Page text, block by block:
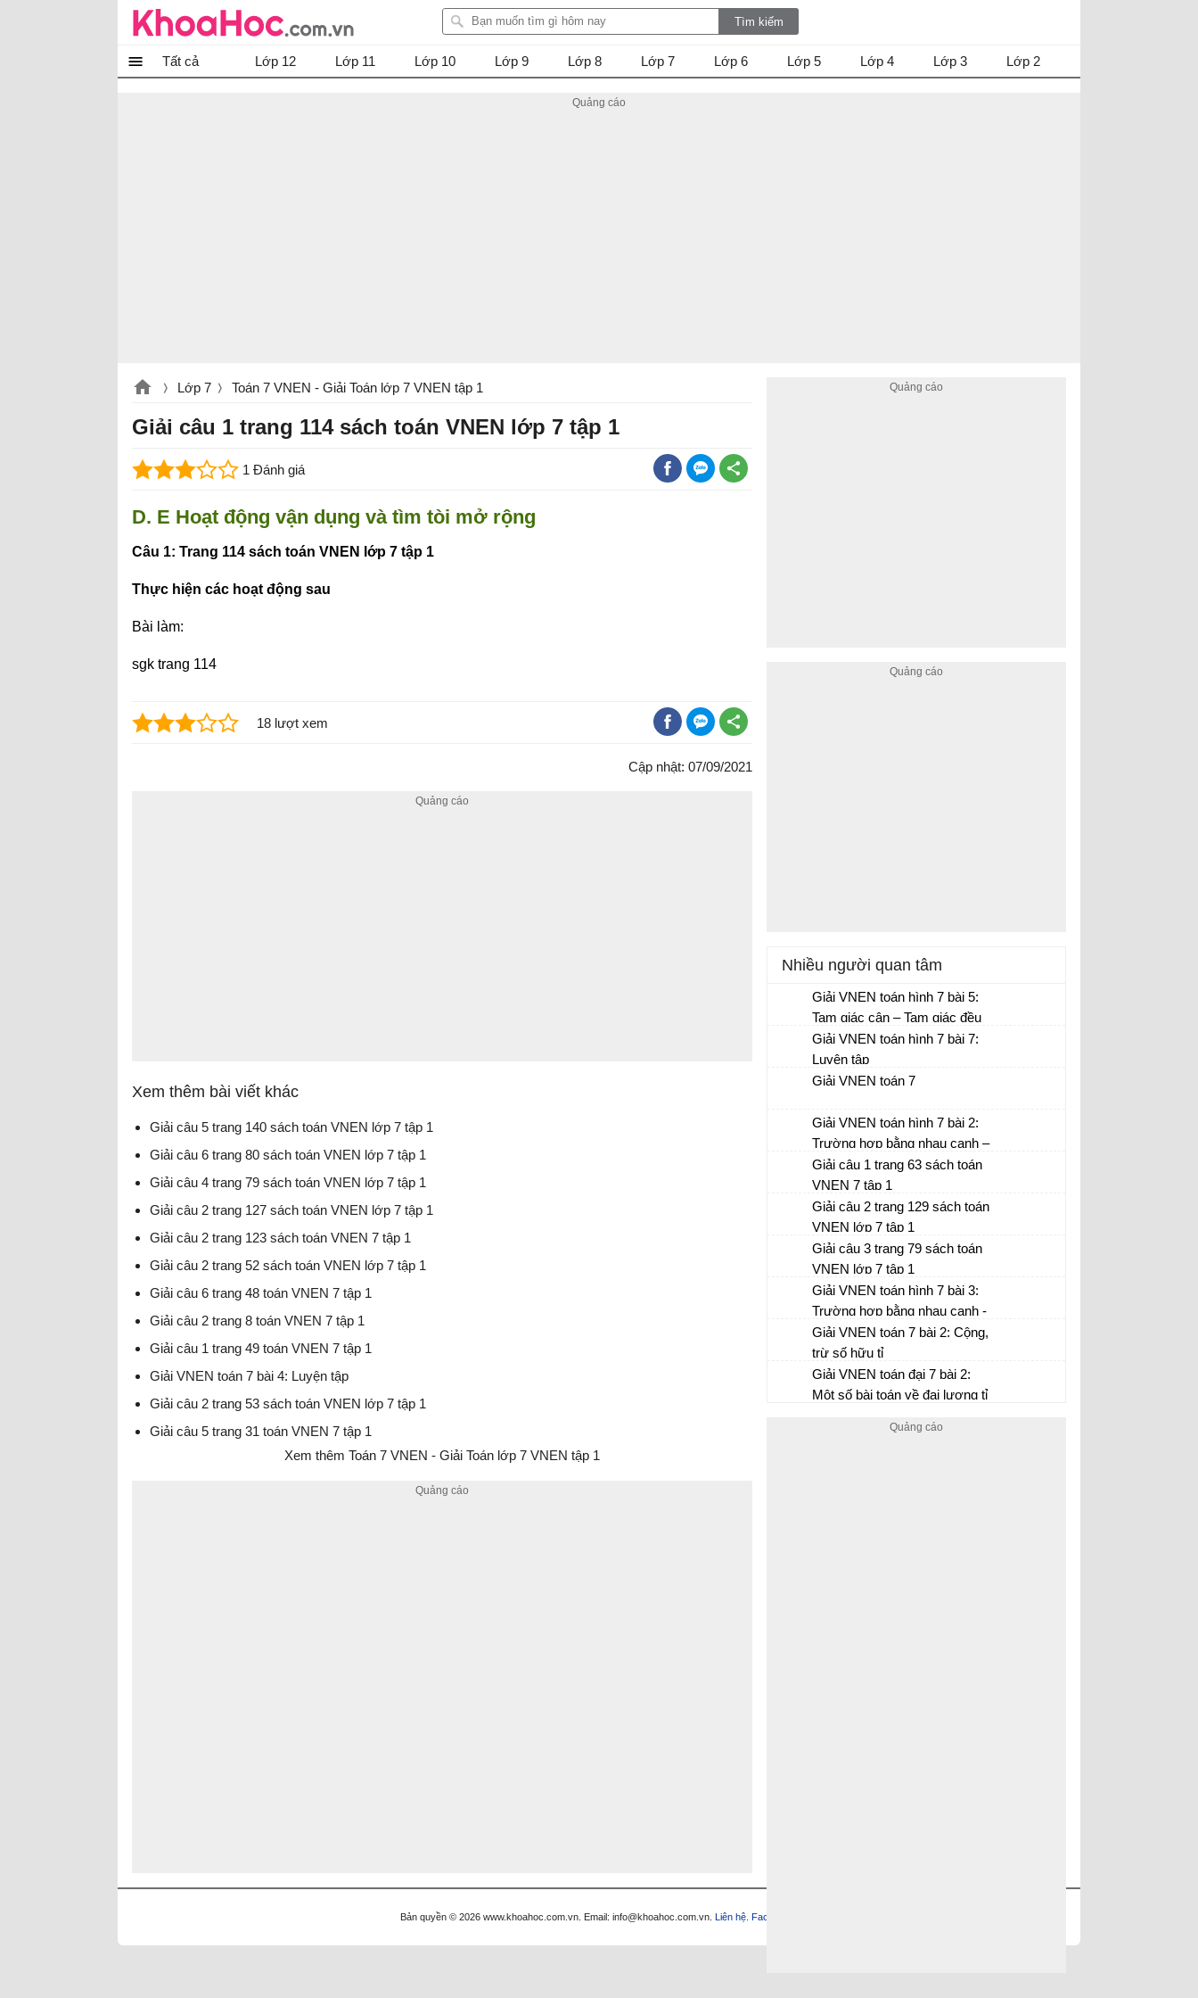
Tất cả Lớp 12 Lớp 11 Lớp 10 Lớp 9 Lớp 8 Lớp 7 Lớp 6 Lớp 5 Lớp 4 Lớp 3 Lớp 2
Lớp 7 Toán 7 VNEN - Giải Toán lớp 7 VNEN tập 1
Giải câu 1 trang 114 sách toán VNEN lớp 7 tập 1
1 Đánh giá
D. E Hoạt động vận dụng và tìm tòi mở rộng
Câu 1: Trang 114 sách toán VNEN lớp 7 tập 1
Thực hiện các hoạt động sau
Bài làm:
sgk trang 114
18 lượt xem
Cập nhật: 07/09/2021
Xem thêm bài viết khác
Giải câu 5 trang 140 sách toán VNEN lớp 7 tập 1
Giải câu 6 trang 80 sách toán VNEN lớp 7 tập 1
Giải câu 4 trang 79 sách toán VNEN lớp 7 tập 1
Giải câu 2 trang 127 sách toán VNEN lớp 7 tập 1
Giải câu 2 trang 123 sách toán VNEN 7 tập 1
Giải câu 2 trang 52 sách toán VNEN lớp 7 tập 1
Giải câu 6 trang 48 toán VNEN 7 tập 1
Giải câu 2 trang 8 toán VNEN 7 tập 1
Giải câu 1 trang 49 toán VNEN 7 tập 1
Giải VNEN toán 7 bài 4: Luyện tập
Giải câu 2 trang 53 sách toán VNEN lớp 7 tập 1
Giải câu 5 trang 31 toán VNEN 7 tập 1
Xem thêm Toán 7 VNEN - Giải Toán lớp 7 VNEN tập 1
Nhiều người quan tâm
Giải VNEN toán hình 7 bài 5:
Tam giác cân – Tam giác đều
Giải VNEN toán hình 7 bài 7:
Luyện tập
Giải VNEN toán 7
Giải VNEN toán hình 7 bài 2:
Trường hợp bằng nhau cạnh –
cạnh – cạnh
Giải câu 1 trang 63 sách toán
VNEN 7 tập 1
Giải câu 2 trang 129 sách toán
VNEN lớp 7 tập 1
Giải câu 3 trang 79 sách toán
VNEN lớp 7 tập 1
Giải VNEN toán hình 7 bài 3:
Trường hợp bằng nhau cạnh -
góc - cạnh
Giải VNEN toán 7 bài 2: Cộng,
trừ số hữu tỉ
Giải VNEN toán đại 7 bài 2:
Một số bài toán về đại lượng tỉ
Bản quyền © 2026 www.khoahoc.com.vn. Email: info@khoahoc.com.vn. Liên hệ Facebook